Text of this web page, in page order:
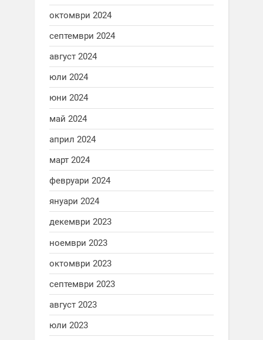
октомври 2024
септември 2024
август 2024
юли 2024
юни 2024
май 2024
април 2024
март 2024
февруари 2024
януари 2024
декември 2023
ноември 2023
октомври 2023
септември 2023
август 2023
юли 2023